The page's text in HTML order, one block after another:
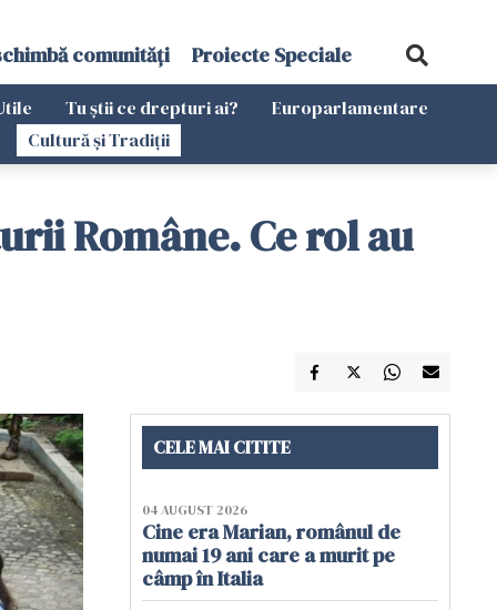
comunități Proiecte Speciale
Tu știi ce drepturi ai?
Europarlamentare
Cultură și Tradiții
Române. Ce rol au
CELE MAI CITITE
04 AUGUST 2026
Cine era Marian, românul de
numai 19 ani care a murit pe
câmp în Italia